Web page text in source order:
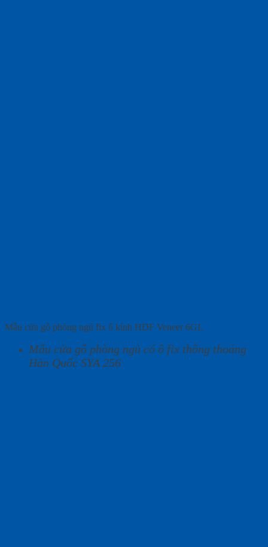
Mẫu cửa gỗ phòng ngủ fix ô kính HDF Veneer 6GL
Mẫu cửa gỗ phòng ngủ có ô fix thông thoáng
Hàn Quốc SYA 256